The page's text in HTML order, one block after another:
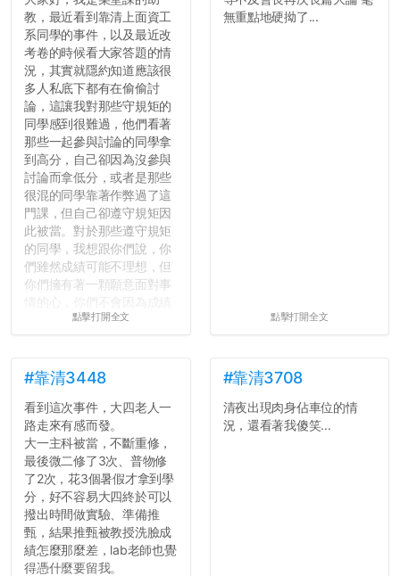
教，最近看到靠清上面資工
系同學的事件，以及最近改
考卷的時候看大家答題的情
況，其實就隱約知道應該很
多人私底下都有在偷偷討
論，這讓我對那些守規矩的
同學感到很難過，他們看著
那些一起參與討論的同學拿
到高分，自己卻因為沒參與
討論而拿低分，或者是那些
很混的同學靠著作弊過了這
門課，但自己卻遵守規矩因
此被當。對於那些遵守規矩
的同學，我想跟你們說，你
們雖然成績可能不理想，但
你們擁有著一顆願意面對事
壓力而選擇逃避(作弊)，在
績無法體現你們的努力，但
往後你們正直的態度一定會
讓你們在社會上適應得更
好。最後，那些作弊的同
學，你們要瞭解到作弊對你
們而言是沒有任何好處的，
大學是你們唯一可以勇敢認
錯但不需要付出太大代價的
地方，你們在這時候如果不
會學會...
點擊打開全文
無重點地硬拗了...
點擊打開全文
#靠清3448
看到這次事件，大四老人一
路走來有感而發。
大一主科被當，不斷重修，
最後微二修了3次、普物修
了2次，花3個暑假才拿到學
分，好不容易大四終於可以
撥出時間做實驗、準備推
甄，結果推甄被教授洗臉成
績怎麼那麼差，lab老師也覺
得憑什麼要留我。
#靠清3708
清夜出現肉身佔車位的情
況，還看著我傻笑...